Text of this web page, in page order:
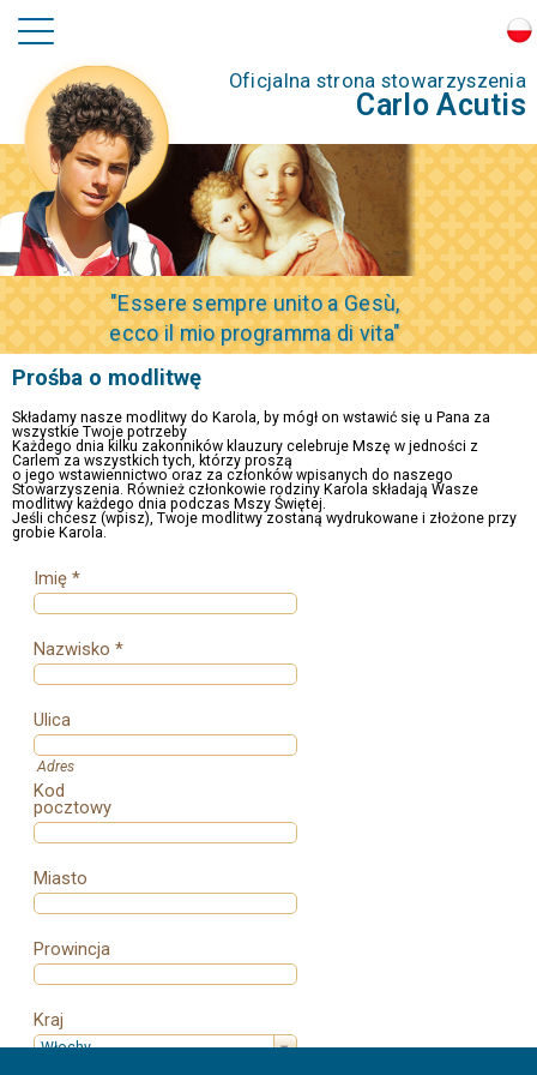
Oficjalna strona stowarzyszenia
Carlo Acutis
"Essere sempre unito a Gesù,
ecco il mio programma di vita"
Prośba o modlitwę
Składamy nasze modlitwy do Karola, by mógł on wstawić się u Pana za
wszystkie Twoje potrzeby
Każdego dnia kilku zakonników klauzury celebruje Mszę w jedności z
Carlem za wszystkich tych, którzy proszą
o jego wstawiennictwo oraz za członków wpisanych do naszego
Stowarzyszenia. Również członkowie rodziny Karola składają Wasze
modlitwy każdego dnia podczas Mszy Świętej.
Jeśli chcesz (wpisz), Twoje modlitwy zostaną wydrukowane i złożone przy
grobie Karola.
Imię *
Nazwisko *
Ulica
Adres
Kod
pocztowy
Miasto
Prowincja
Kraj
Włochy